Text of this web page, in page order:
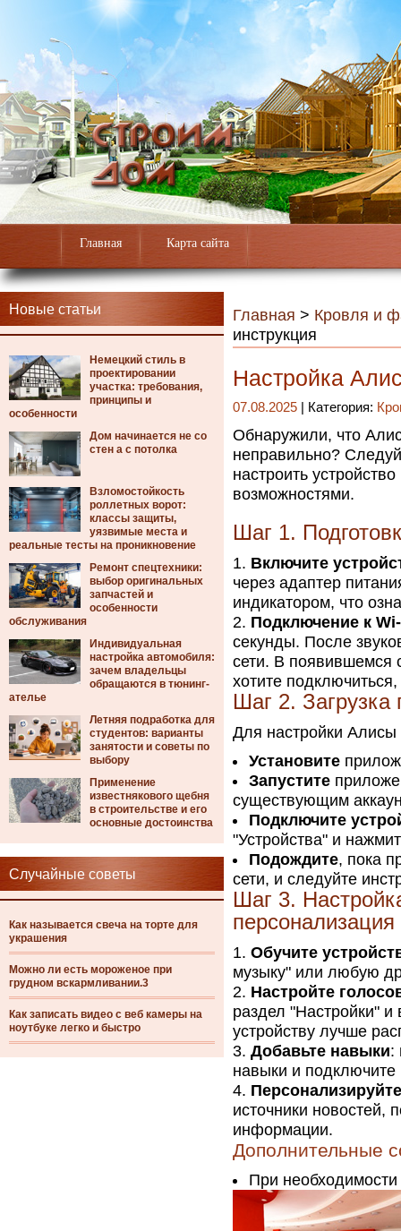
Главная Карта сайта
Новые статьи
Немецкий стиль в
проектировании
участка: требования,
принципы и
особенности
Дом начинается не со
стен а с потолка
Взломостойкость
роллетных ворот:
классы защиты,
уязвимые места и
реальные тесты на проникновение
Ремонт спецтехники:
выбор оригинальных
запчастей и
особенности
обслуживания
Индивидуальная
настройка автомобиля:
зачем владельцы
обращаются в тюнинг-
ателье
Летняя подработка для
студентов: варианты
занятости и советы по
выбору
Применение
известнякового щебня
в строительстве и его
основные достоинства
Случайные советы
Как называется свеча на торте для
украшения
Можно ли есть мороженое при
грудном вскармливании.3
Как записать видео с веб камеры на
ноутбуке легко и быстро
Главная > Кровля и
инструкция
Настройка
07.08.2025 | Категория:
Обнаружили, что
неправильно?
настроить
возможностями.
Шаг 1.
Включите
через адаптер
индикатором, что
Подключение к
секунды. После
сети. В появившемся
хотите
Шаг 2. Загрузка
Для настройки
Установите
Запустите
существующим
Подключите
"Устройства" и
Подождите, пока
сети, и следуйте
Шаг 3.
персонализация
Обучите
музыку" или любую
Настройте
раздел "Настройки"
устройству лучше
Добавьте навыки:
навыки и
источники новостей,
информации.
Дополнительные
При необходимости